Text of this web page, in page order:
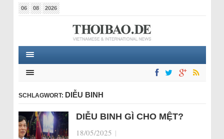
06 08 2026
SCHLAGWORT: DIỄU BINH
DIỄU BINH GÌ CHO MỆT?
18/05/2025 |